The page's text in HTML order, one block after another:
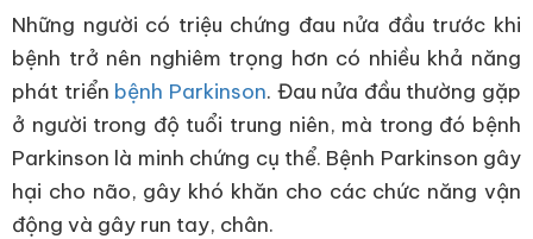
Những người có triệu chứng đau nửa đầu trước khi
bệnh trở nên nghiêm trọng hơn có nhiều khả năng
phát triển bệnh Parkinson. Đau nửa đầu thường gặp
ở người trong độ tuổi trung niên, mà trong đó bệnh
Parkinson là minh chứng cụ thể. Bệnh Parkinson gây
hại cho não, gây khó khăn cho các chức năng vận
động và gây run tay, chân.